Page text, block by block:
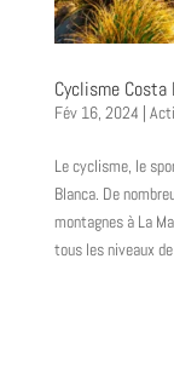
Cyclisme Costa
Fév 16, 2024 |
Le cyclisme, le
Blanca. De
montagnes à La
tous les niveaux